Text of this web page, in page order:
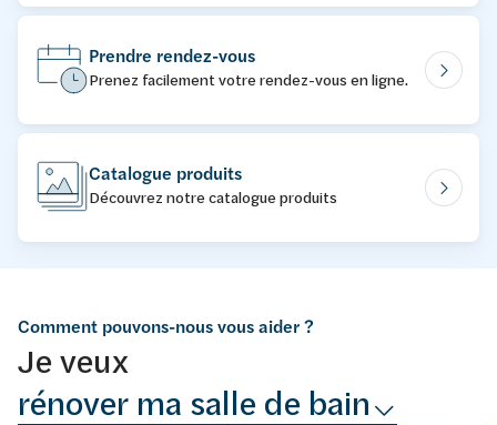
Prendre rendez-vous
Prenez facilement votre rendez-vous en ligne.
Catalogue produits
Découvrez notre catalogue produits
Comment pouvons-nous vous aider ?
Je veux
rénover ma salle de bain